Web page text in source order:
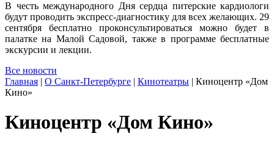
В честь международного Дня сердца питерские кардиологи
будут проводить экспресс-диагностику для всех желающих. 29
сентября бесплатно проконсультироваться можно будет в
палатке на Малой Садовой, также в программе бесплатные
экскурсии и лекции.
Все новости
Главная | О Санкт-Петербурге | Кинотеатры | Киноцентр «Дом
Кино»
Киноцентр «Дом Кино»